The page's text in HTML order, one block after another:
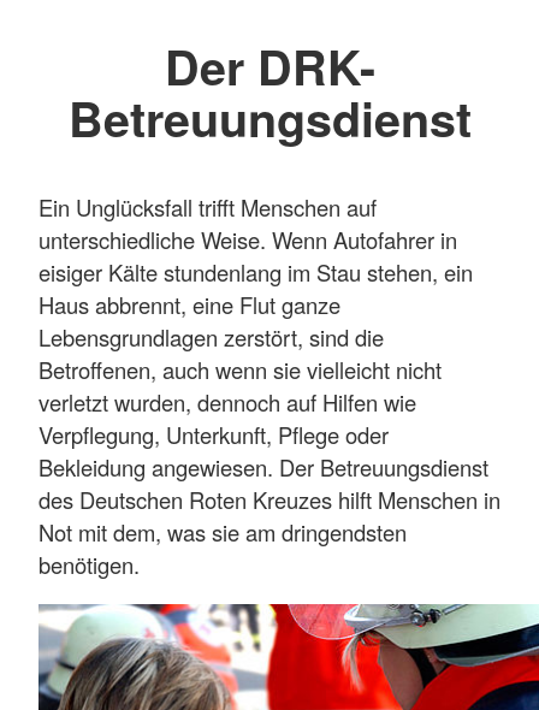
Der DRK-
Betreuungsdienst
Ein Unglücksfall trifft Menschen auf
unterschiedliche Weise. Wenn Autofahrer in
eisiger Kälte stundenlang im Stau stehen, ein
Haus abbrennt, eine Flut ganze
Lebensgrundlagen zerstört, sind die
Betroffenen, auch wenn sie vielleicht nicht
verletzt wurden, dennoch auf Hilfen wie
Verpflegung, Unterkunft, Pflege oder
Bekleidung angewiesen. Der Betreuungsdienst
des Deutschen Roten Kreuzes hilft Menschen in
Not mit dem, was sie am dringendsten
benötigen.